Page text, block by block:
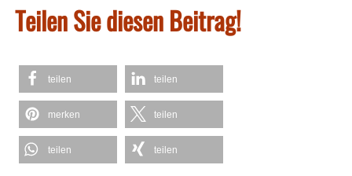
Teilen Sie diesen Beitrag!
teilen teilen
merken teilen
teilen teilen